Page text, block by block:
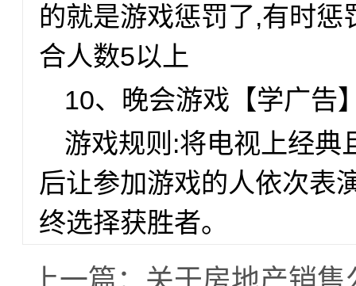
的就是游戏惩罚了,有时
合人数5以上
10、晚会游戏【学广告
游戏规则:将电视上经典
后让参加游戏的人依次表
终选择获胜者。